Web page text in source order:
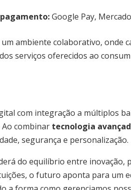
Google Pay,
um ambiente colaborativo, onde
serviços oferecidos ao
com integração a múltiplos
combinar tecnologia
segurança e personalização.
do equilíbrio entre
o futuro aponta para um